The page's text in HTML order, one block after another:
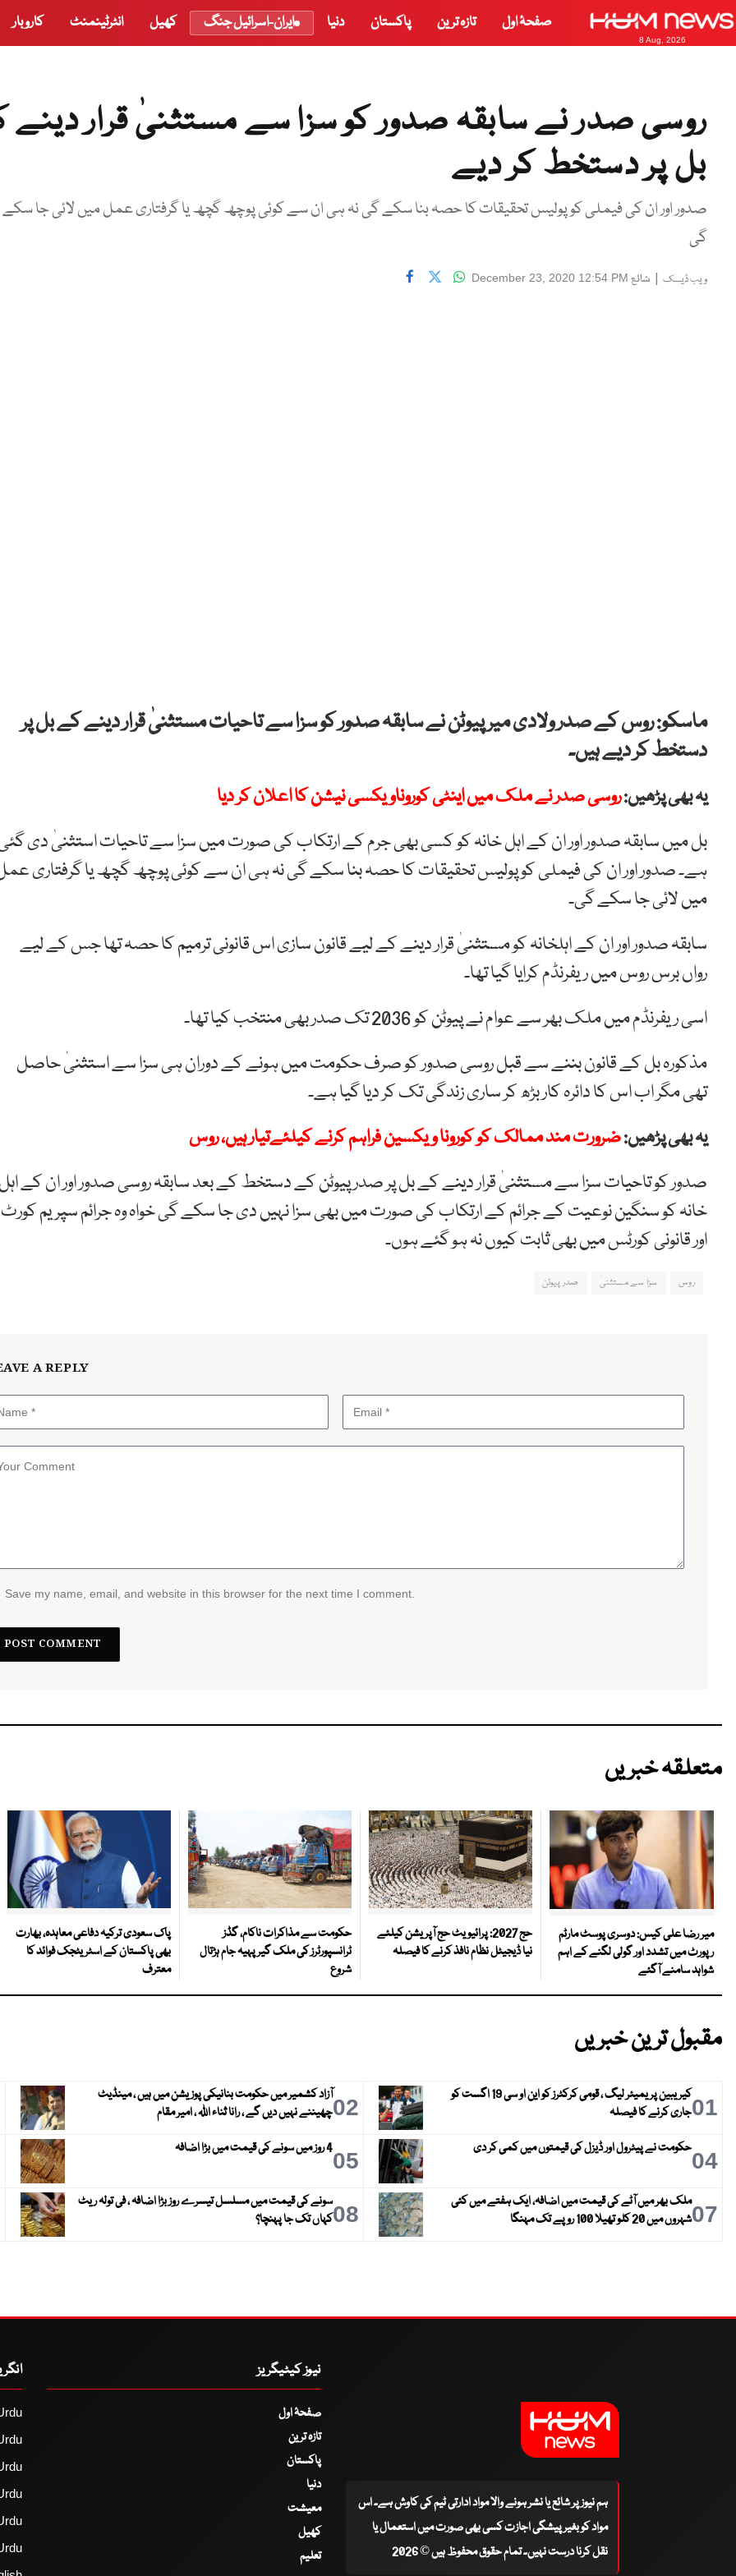
8 Aug, 2026
صفحۂ اول تازہ ترین پاکستان دنیا ایران-اسرائیل جنگ کھیل انٹرٹینمنٹ کاروبار
روسی صدر نے سابقہ صدور کو سزا سے مستثنیٰ قرار
بل پر دستخط کر دیے
صدور اور ان کی فیملی کو پولیس تحقیقات کا حصہ بنا سکے گی نہ ہی ان سے کوئی پوچھ گچھ یا گرفتاری عمل میں لائی جا سکے
گی
ویب ڈیسک | شائع December 23, 2020 12:54 PM
ماسکو: روس کے صدر ولادی میر پیوٹن نے سابقہ صدور کو سزا سے تاحیات مستثنیٰ قرار دینے کے بل پر
دستخط کر دیے ہیں۔
یہ بھی پڑھیں:روسی صدر نے ملک میں اینٹی کوروناویکسی نیشن کا اعلان کر دیا
بل میں سابقہ صدور اور ان کے اہل خانہ کو کسی بھی جرم کے ارتکاب کی صورت میں سزا سے تاحیات استثنیٰ دی
ہے۔ صدور اور ان کی فیملی کو پولیس تحقیقات کا حصہ بنا سکے گی نہ ہی ان سے کوئی پوچھ گچھ یا گرفتاری
میں لائی جا سکے گی۔
سابقہ صدور اور ان کے اہلخانہ کو مستثنیٰ قرار دینے کے لیے قانون سازی اس قانونی ترمیم کا حصہ تھا جس کے لیے
رواں برس روس میں ریفرنڈم کرایا گیا تھا۔
اسی ریفرنڈم میں ملک بھر سے عوام نے پیوٹن کو 2036 تک صدر بھی منتخب کیا تھا۔
مذکورہ بل کے قانون بننے سے قبل روسی صدور کو صرف حکومت میں ہونے کے دوران ہی سزا سے استثنیٰ حاصل
تھی مگر اب اس کا دائرہ کار بڑھ کر ساری زندگی تک کر دیا گیا ہے۔
یہ بھی پڑھیں:ضرورت مند ممالک کو کورونا ویکسین فراہم کرنے کیلئےتیار ہیں، روس
صدور کو تاحیات سزا سے مستثنیٰ قرار دینے کے بل پر صدر پیوٹن کے دستخط کے بعد سابقہ روسی صدور اور ان کے
خانہ کو سنگین نوعیت کے جرائم کے ارتکاب کی صورت میں بھی سزا نہیں دی جا سکے گی خواہ وہ جرائم سپریم کورٹ
اور قانونی کورٹس میں بھی ثابت کیوں نہ ہو گئے ہوں۔
روس سزا سے مستثنیٰ صدر پیوٹن
A REPLY
Save my name, email, and website in this browser for the next time I comment.
متعلقہ خبریں
میر رضا علی کیس: دوسری پوسٹ مارٹم
رپورٹ میں تشدد اور گولی لگنے کے اہم
شواہد سامنے آگئے
حج 2027: پرائیویٹ حج آپریشن کیلئے
نیا ڈیجیٹل نظام نافذ کرنے کا فیصلہ
حکومت سے مذاکرات ناکام، گڈز
ٹرانسپورٹرز کی ملک گیر پہیہ جام ہڑتال
شروع
پاک سعودی ترکیہ دفاعی معاہدہ، بھارت
بھی پاکستان کے اسٹریٹجک فوائد کا
معترف
مقبول ترین خبریں
01
کیریبین پریمیئر لیگ ، قومی کرکٹرز کو این او سی 19 اگست کو
جاری کرنے کا فیصلہ
02آزاد کشمیر میں حکومت بنانیکی پوزیشن میں ہیں ، مینڈیٹ
چھیننے نہیں دیں گے ، رانا ثناء اللہ ، امیر مقام
04حکومت نے پیٹرول اور ڈیزل کی قیمتوں میں کمی کر دی 054 روز میں سونے کی قیمت میں بڑا اضافہ
07ملک بھر میں آٹے کی قیمت میں اضافہ، ایک ہفتے میں کئی
شہروں میں 20 کلو تھیلا 100 روپے تک مہنگا
08سونے کی قیمت میں مسلسل تیسرے روز بڑا اضافہ ، فی تولہ ریٹ
کہاں تک جا پہنچا؟
ہم نیوز پر شائع یا نشر ہونے والا مواد ادارتی ٹیم کی کاوش ہے۔ اس
مواد کو بغیر پیشگی اجازت کسی بھی صورت میں استعمال یا
نقل کرنا درست نہیں۔ تمام حقوق محفوظ ہیں © 2026
نیوز کیٹیگریز
صفحۂ اول
تازہ ترین
پاکستان
دنیا
معیشت
کھیل
تعلیم